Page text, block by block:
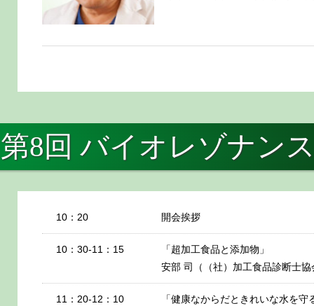
第8回 バイオレゾナン
10：20 開会挨拶
10：30-11：15
「超加工食品と添加物」
安部 司（（社）加工食品診断士
11：20-12：10
「健康なからだときれいな水を